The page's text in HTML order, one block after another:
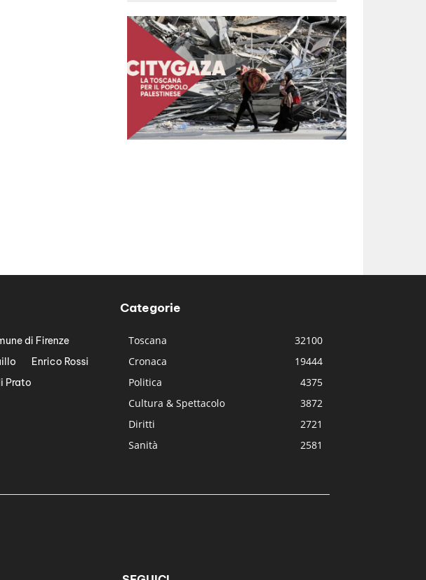
di Firenze
Enrico Rossi
Prato
Categorie
Toscana
32100
Cronaca
19444
Politica
4375
Cultura & Spettacolo
3872
Diritti
2721
Sanità
2581